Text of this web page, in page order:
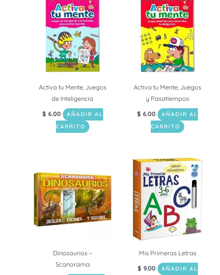
Activa tu Mente, Juegos
de Inteligencia
$ 6.00
AÑADIR AL
CARRITO
Activa tu Mente, Juegos
y Pasatiempos
$ 6.00
AÑADIR AL
CARRITO
Dinosaurios –
Scanorama
Mis Primeras Letras
$ 9.00
AÑADIR AL